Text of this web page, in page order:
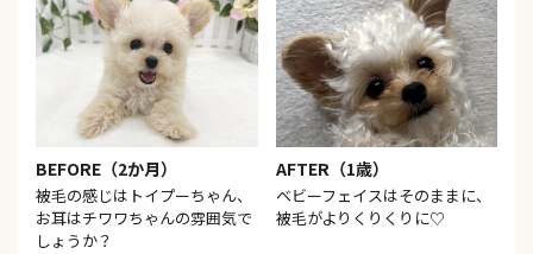
BEFORE（2か月）
被毛の感じはトイプーちゃん、
お耳はチワワちゃんの雰囲気で
しょうか？
AFTER（1歳）
ベビーフェイスはそのままに、
被毛がよりくりくりに♡